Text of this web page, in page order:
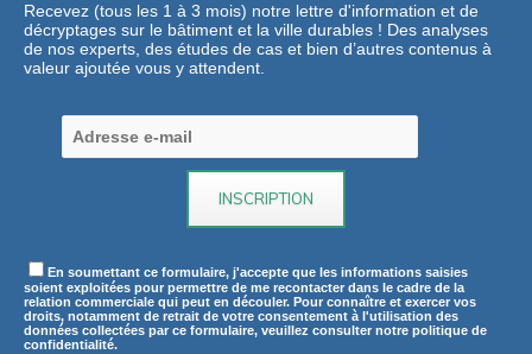
Recevez (tous les 1 à 3 mois) notre lettre d'information et de
décryptages sur le bâtiment et la ville durables ! Des analyses
de nos experts, des études de cas et bien d’autres contenus à
valeur ajoutée vous y attendent.
En soumettant ce formulaire, j'accepte que les informations saisies
soient exploitées pour permettre de me recontacter dans le cadre de la
relation commerciale qui peut en découler. Pour connaître et exercer vos
droits, notamment de retrait de votre consentement à l'utilisation des
données collectées par ce formulaire, veuillez consulter notre politique de
confidentialité.